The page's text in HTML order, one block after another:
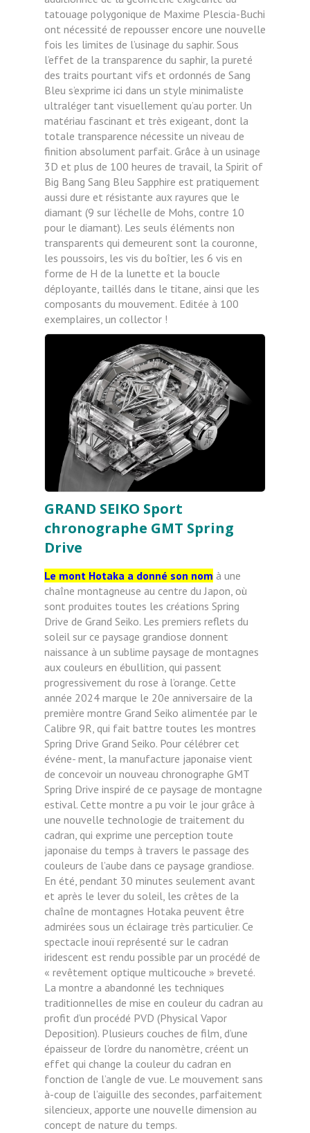
tatouage polygonique de Maxime Plescia-Buchi
ont nécessité de repousser encore une nouvelle
fois les limites de l’usinage du saphir. Sous
l’effet de la transparence du saphir, la pureté
des traits pourtant vifs et ordonnés de Sang
Bleu s’exprime ici dans un style minimaliste
ultraléger tant visuellement qu’au porter. Un
matériau fascinant et très exigeant, dont la
totale transparence nécessite un niveau de
finition absolument parfait. Grâce à un usinage
3D et plus de 100 heures de travail, la Spirit of
Big Bang Sang Bleu Sapphire est pratiquement
aussi dure et résistante aux rayures que le
diamant (9 sur l’échelle de Mohs, contre 10
pour le diamant). Les seuls éléments non
transparents qui demeurent sont la couronne,
les poussoirs, les vis du boîtier, les 6 vis en
forme de H de la lunette et la boucle
déployante, taillés dans le titane, ainsi que les
composants du mouvement. Editée à 100
exemplaires, un collector !
GRAND SEIKO Sport
chronographe GMT Spring
Drive
Le mont Hotaka a donné son nom à une
chaîne montagneuse au centre du Japon, où
sont produites toutes les créations Spring
Drive de Grand Seiko. Les premiers reflets du
soleil sur ce paysage grandiose donnent
naissance à un sublime paysage de montagnes
aux couleurs en ébullition, qui passent
progressivement du rose à l’orange. Cette
année 2024 marque le 20e anniversaire de la
première montre Grand Seiko alimentée par le
Calibre 9R, qui fait battre toutes les montres
Spring Drive Grand Seiko. Pour célébrer cet
événe- ment, la manufacture japonaise vient
de concevoir un nouveau chronographe GMT
Spring Drive inspiré de ce paysage de montagne
estival. Cette montre a pu voir le jour grâce à
une nouvelle technologie de traitement du
cadran, qui exprime une perception toute
japonaise du temps à travers le passage des
couleurs de l’aube dans ce paysage grandiose.
En été, pendant 30 minutes seulement avant
et après le lever du soleil, les crêtes de la
chaîne de montagnes Hotaka peuvent être
admirées sous un éclairage très particulier. Ce
spectacle inouï représenté sur le cadran
iridescent est rendu possible par un procédé de
« revêtement optique multicouche » breveté.
La montre a abandonné les techniques
traditionnelles de mise en couleur du cadran au
profit d’un procédé PVD (Physical Vapor
Deposition). Plusieurs couches de film, d’une
épaisseur de l’ordre du nanomètre, créent un
effet qui change la couleur du cadran en
fonction de l’angle de vue. Le mouvement sans
à-coup de l’aiguille des secondes, parfaitement
silencieux, apporte une nouvelle dimension au
concept de nature du temps.